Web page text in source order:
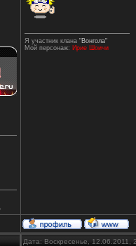
Я участник клана "Вонгола"
Мой персонаж: Ирие Шоичи
Дата: Воскресенье,